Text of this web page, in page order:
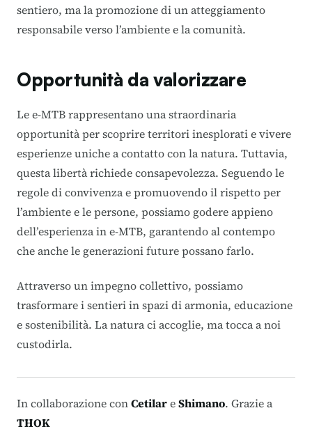
sentiero, ma la promozione di un atteggiamento
responsabile verso l’ambiente e la comunità.
Opportunità da valorizzare
Le e-MTB rappresentano una straordinaria
opportunità per scoprire territori inesplorati e vivere
esperienze uniche a contatto con la natura. Tuttavia,
questa libertà richiede consapevolezza. Seguendo le
regole di convivenza e promuovendo il rispetto per
l’ambiente e le persone, possiamo godere appieno
dell’esperienza in e-MTB, garantendo al contempo
che anche le generazioni future possano farlo.
Attraverso un impegno collettivo, possiamo
trasformare i sentieri in spazi di armonia, educazione
e sostenibilità. La natura ci accoglie, ma tocca a noi
custodirla.
In collaborazione conCetilareShimano. Grazie a
THOK